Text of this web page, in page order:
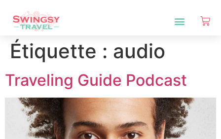
Étiquette : audio
Traveling Guide Podcast